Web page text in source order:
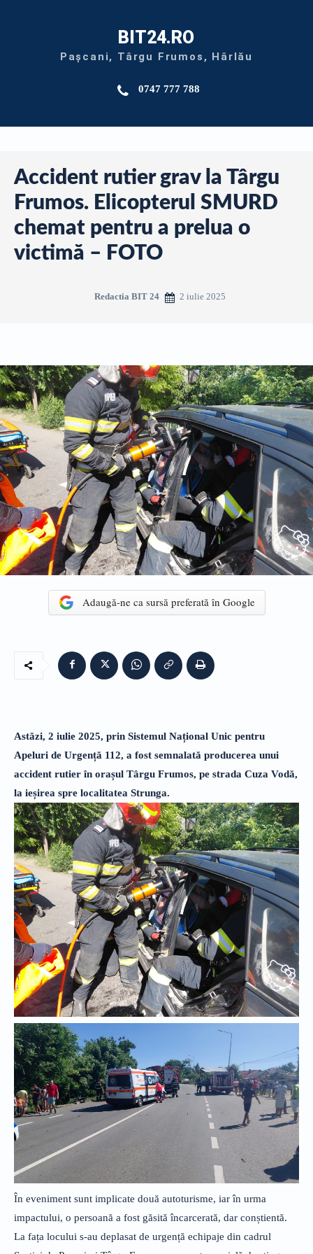
BIT24.RO
Pașcani, Târgu Frumos, Hârlău
0747 777 788
Accident rutier grav la Târgu
Frumos. Elicopterul SMURD
chemat pentru a prelua o
victimă – FOTO
Redactia BIT 24 2 iulie 2025
Adaugă-ne ca sursă preferată în Google
Astăzi, 2 iulie 2025, prin Sistemul Național Unic pentru
Apeluri de Urgență 112, a fost semnalată producerea unui
accident rutier în orașul Târgu Frumos, pe strada Cuza Vodă,
la ieșirea spre localitatea Strunga.
În eveniment sunt implicate două autoturisme, iar în urma
impactului, o persoană a fost găsită încarcerată, dar conștientă.
La fața locului s-au deplasat de urgență echipaje din cadrul